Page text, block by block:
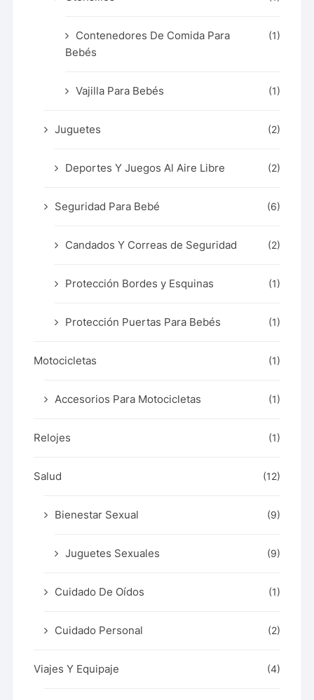
Contenedores De Comida Para
Bebés
(1)
Vajilla Para Bebés (1)
Juguetes (2)
Deportes Y Juegos Al Aire Libre (2)
Seguridad Para Bebé (6)
Candados Y Correas de Seguridad (2)
Protección Bordes y Esquinas (1)
Protección Puertas Para Bebés (1)
Motocicletas (1)
Accesorios Para Motocicletas (1)
Relojes (1)
Salud (12)
Bienestar Sexual (9)
Juguetes Sexuales (9)
Cuidado De Oídos (1)
Cuidado Personal (2)
Viajes Y Equipaje (4)